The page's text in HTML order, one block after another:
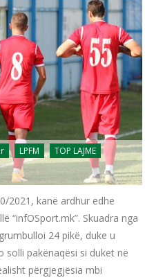
LPFM TOP LAJME
2021, kanë ardhur edhe
“infOSport.mk”. Skuadra nga
24 pikë, duke u
solli pakënaqësi si duket në
përgjegjësia mbi